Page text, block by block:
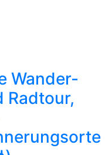
Wander-
Radtour,